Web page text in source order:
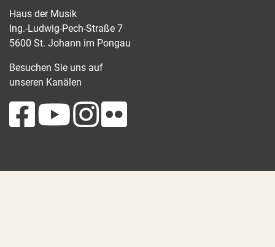
Haus der Musik
Ing.-Ludwig-Pech-Straße 7
5600 St. Johann im Pongau
Besuchen Sie uns auf
unseren Kanälen